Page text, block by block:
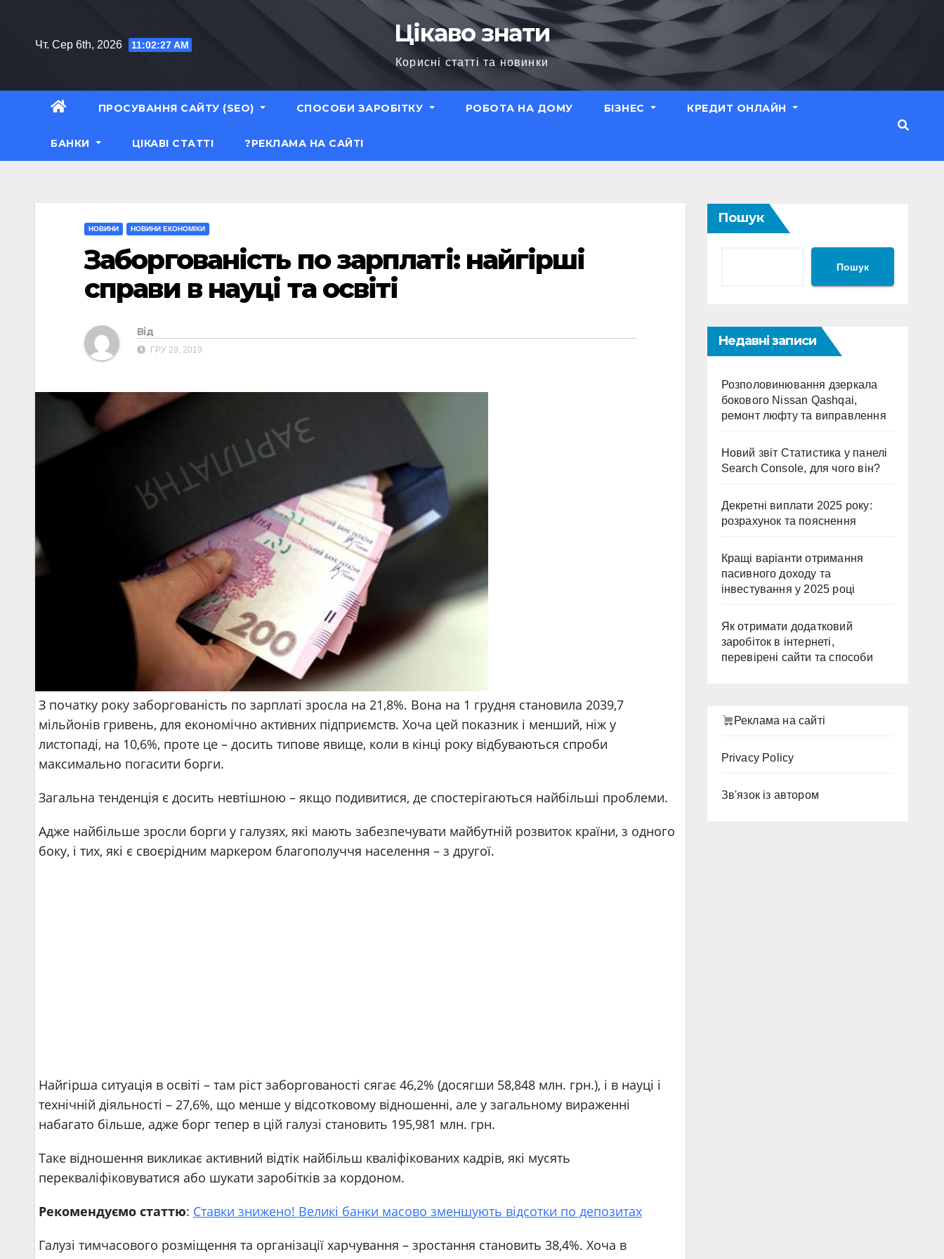
Чт. Сер 6th, 2026 11:02:28 AM Цікаво знати
Корисні статті та новинки
ПРОСУВАННЯ САЙТУ (SEO) СПОСОБИ ЗАРОБІТКУ РОБОТА НА ДОМУ БІЗНЕС КРЕДИТ ОНЛАЙН
БАНКИ ЦІКАВІ СТАТТІ ?РЕКЛАМА НА САЙТІ
НОВИНИ НОВИНИ ЕКОНОМІКИ
Заборгованість по зарплаті: найгірші
справи в науці та освіті
Від
ГРУ 29, 2019
З початку року заборгованість по зарплаті зросла на 21,8%. Вона на 1 грудня становила 2039,7
мільйонів гривень, для економічно активних підприємств. Хоча цей показник і менший, ніж у
листопаді, на 10,6%, проте це – досить типове явище, коли в кінці року відбуваються спроби
максимально погасити борги.
Загальна тенденція є досить невтішною – якщо подивитися, де спостерігаються найбільші проблеми.
Адже найбільше зросли борги у галузях, які мають забезпечувати майбутній розвиток країни, з одного
боку, і тих, які є своєрідним маркером благополуччя населення – з другої.
Найгірша ситуація в освіті – там ріст заборгованості сягає 46,2% (досягши 58,848 млн. грн.), і в науці і
технічній діяльності – 27,6%, що менше у відсотковому відношенні, але у загальному вираженні
набагато більше, адже борг тепер в цій галузі становить 195,981 млн. грн.
Таке відношення викликає активний відтік найбільш кваліфікованих кадрів, які мусять
перекваліфіковуватися або шукати заробітків за кордоном.
Рекомендуємо статтю: Ставки знижено! Великі банки масово зменшують відсотки по депозитах
Галузі тимчасового розміщення та організації харчування – зростання становить 38,4%. Хоча в
Пошук
Пошук
Недавні записи
Розполовинювання дзеркала
бокового Nissan Qashqai,
ремонт люфту та виправлення
Новий звіт Статистика у панелі
Search Console, для чого він?
Декретні виплати 2025 року:
розрахунок та пояснення
Кращі варіанти отримання
пасивного доходу та
інвестування у 2025 році
Як отримати додатковий
заробіток в інтернеті,
перевірені сайти та способи
Реклама на сайті
Privacy Policy
Зв'язок із автором